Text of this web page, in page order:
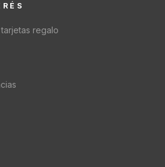
regalo